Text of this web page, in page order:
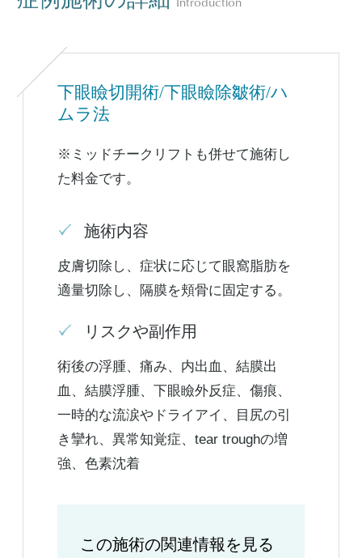
下眼瞼切開術/下眼瞼除皺術/ハ
ムラ法
※ミッドチークリフトも併せて施術し
た料金です。
施術内容
皮膚切除し、症状に応じて眼窩脂肪を
適量切除し、隔膜を頬骨に固定する。
リスクや副作用
術後の浮腫、痛み、内出血、結膜出
血、結膜浮腫、下眼瞼外反症、傷痕、
一時的な流涙やドライアイ、目尻の引
き攣れ、異常知覚症、tear troughの増
強、色素沈着
この施術の関連情報を見る